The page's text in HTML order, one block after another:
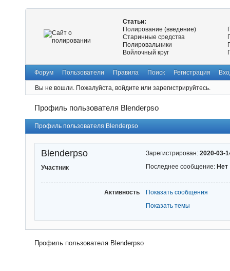
Статьи:
Полирование (введение)
Старинные средства
Полировальники
Войлочный круг
Форум Пользователи Правила Поиск Регистрация
Вы не вошли. Пожалуйста, войдите или зарегистрируйтесь.
Профиль пользователя Blenderpso
Профиль пользователя Blenderpso
Blenderpso
Участник
Зарегистрирован: 2020-03-
Последнее сообщение: Нет
Активность
Показать сообщения
Показать темы
Профиль пользователя Blenderpso